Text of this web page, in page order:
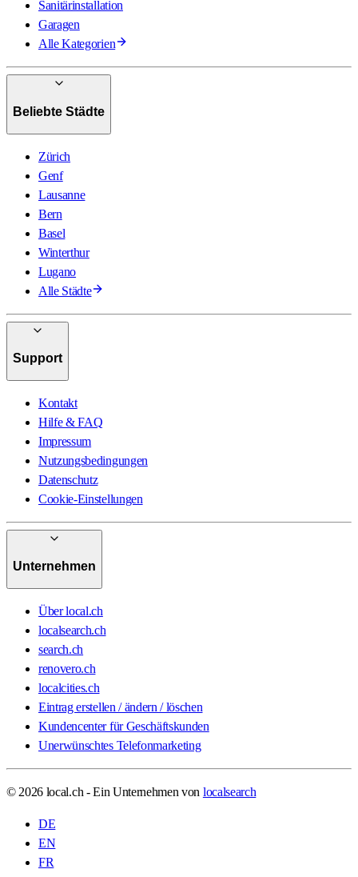
Sanitärinstallation
Garagen
Alle Kategorien
Beliebte Städte
Zürich
Genf
Lausanne
Bern
Basel
Winterthur
Lugano
Alle Städte
Support
Kontakt
Hilfe & FAQ
Impressum
Nutzungsbedingungen
Datenschutz
Cookie-Einstellungen
Unternehmen
Über local.ch
localsearch.ch
search.ch
renovero.ch
localcities.ch
Eintrag erstellen / ändern / löschen
Kundencenter für Geschäftskunden
Unerwünschtes Telefonmarketing
© 2026 local.ch - Ein Unternehmen von localsearch
DE
EN
FR